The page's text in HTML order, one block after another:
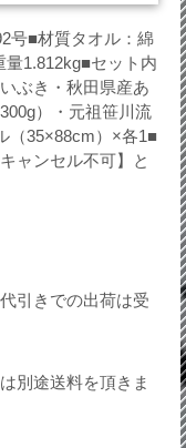
号■材質タオル：綿
1.812kg■セット内
ぶき・秋田県産あ
）・元祖笹川流
（35×88cm）×各1■
ャンセル不可】と
引きでの出荷は受
別途送料を頂きま